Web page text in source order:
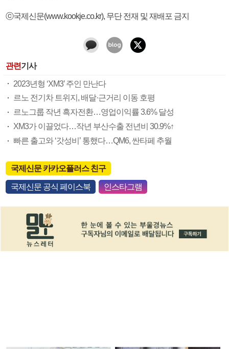
ⓒ국제신문(www.kookje.co.kr), 무단 전재 및 재배포 금지
관련기사
2023년형 ‘XM3’ 주인 만난다
르노 전기차 트위지, 배달·근거리 이동 호평
르노그룹 작년 흑자전환…영업이익률 3.6% 달성
XM3가 이끌었다…작년 부산수출 전년비 30.9%↑
빠른 출고와 ‘갓성비’ 통했다…QM6, 싼타페 추월
국제신문 카카오플러스 친구
국제신문 공식 페이스북 인스타그램